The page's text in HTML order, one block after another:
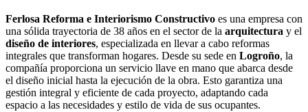
Ferlosa Reforma e Interiorismo Constructivo es una empresa con
una sólida trayectoria de 38 años en el sector de la arquitectura y el
diseño de interiores, especializada en llevar a cabo reformas
integrales que transforman hogares. Desde su sede en Logroño, la
compañía proporciona un servicio llave en mano que abarca desde
el diseño inicial hasta la ejecución de la obra. Esto garantiza una
gestión integral y eficiente de cada proyecto, adaptando cada
espacio a las necesidades y estilo de vida de sus ocupantes.